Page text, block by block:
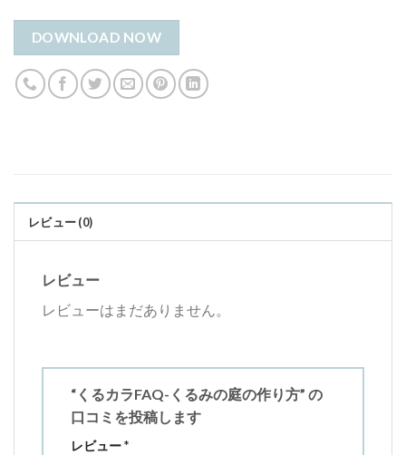
DOWNLOAD NOW
レビュー (0)
レビュー
レビューはまだありません。
“くるカラFAQ-くるみの庭の作り方” の
口コミを投稿します
レビュー*